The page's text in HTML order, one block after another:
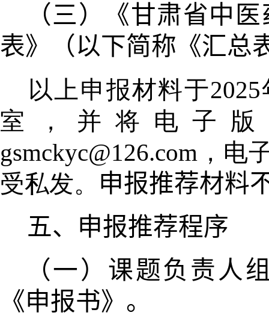
（三）《甘肃省中
表》（以下简称《汇总
以上申报材料于
室，并将电子
gsmckyc@126.com，
受私发。 申报推荐材料
五、申报推荐程序
（一）课题负责人
《申报书》。